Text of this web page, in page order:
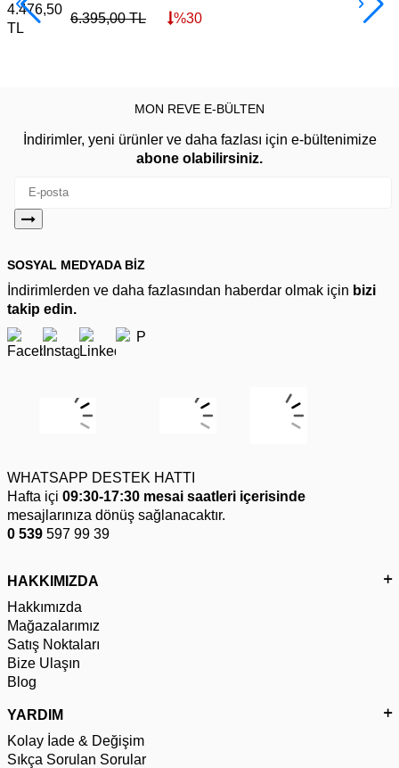
4.476,50
TL
6.395,00TL %30
MON REVE E-BÜLTEN
İndirimler, yeni ürünler ve daha fazlası için e-bültenimize
abone olabilirsiniz.
SOSYAL MEDYADA BİZ
İndirimlerden ve daha fazlasından haberdar olmak için bizi
takip edin.
WHATSAPP DESTEK HATTI
Hafta içi 09:30-17:30 mesai saatleri içerisinde
mesajlarınıza dönüş sağlanacaktır.
0 539 597 99 39
HAKKIMIZDA
Hakkımızda
Mağazalarımız
Satış Noktaları
Bize Ulaşın
Blog
YARDIM
Kolay İade & Değişim
Sıkça Sorulan Sorular